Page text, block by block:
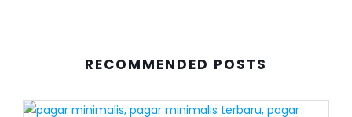
RECOMMENDED POSTS